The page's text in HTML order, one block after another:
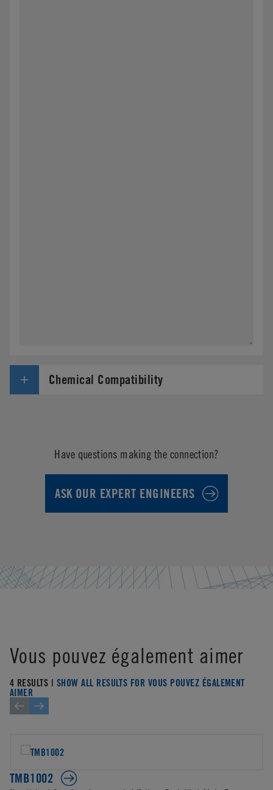
Chemical Compatibility
Have questions making the connection?
ASK OUR EXPERT ENGINEERS
Vous pouvez également aimer
4 RESULTS | SHOW ALL RESULTS FOR VOUS POUVEZ ÉGALEMENT
AIMER
TMB1002